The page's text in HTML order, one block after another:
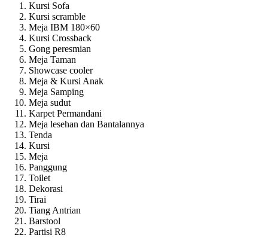
Kursi Sofa
Kursi scramble
Meja IBM 180×60
Kursi Crossback
Gong peresmian
Meja Taman
Showcase cooler
Meja & Kursi Anak
Meja Samping
Meja sudut
Karpet Permandani
Meja lesehan dan Bantalannya
Tenda
Kursi
Meja
Panggung
Toilet
Dekorasi
Tirai
Tiang Antrian
Barstool
Partisi R8